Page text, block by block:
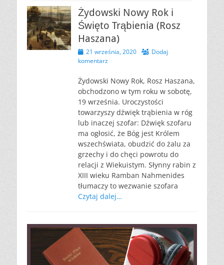
Żydowski Nowy Rok i
Święto Trąbienia (Rosz
Haszana)
Opublikowano
21 września, 2020
Dodaj
komentarz
Żydowski Nowy Rok, Rosz Haszana,
obchodzono w tym roku w sobotę,
19 września. Uroczystości
towarzyszy dźwięk trąbienia w róg
lub inaczej szofar: Dźwięk szofaru
ma ogłosić, że Bóg jest Królem
wszechświata, obudzić do żalu za
grzechy i do chęci powrotu do
relacji z Wiekuistym. Słynny rabin z
XIII wieku Ramban Nahmenides
tłumaczy to wezwanie szofara
Czytaj dalej…